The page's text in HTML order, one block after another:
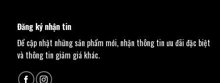
Đăng ký nhận tin
Để cập nhật những sản phẩm mới, nhận thông tin ưu đãi đặc biệt
và thông tin giảm giá khác.